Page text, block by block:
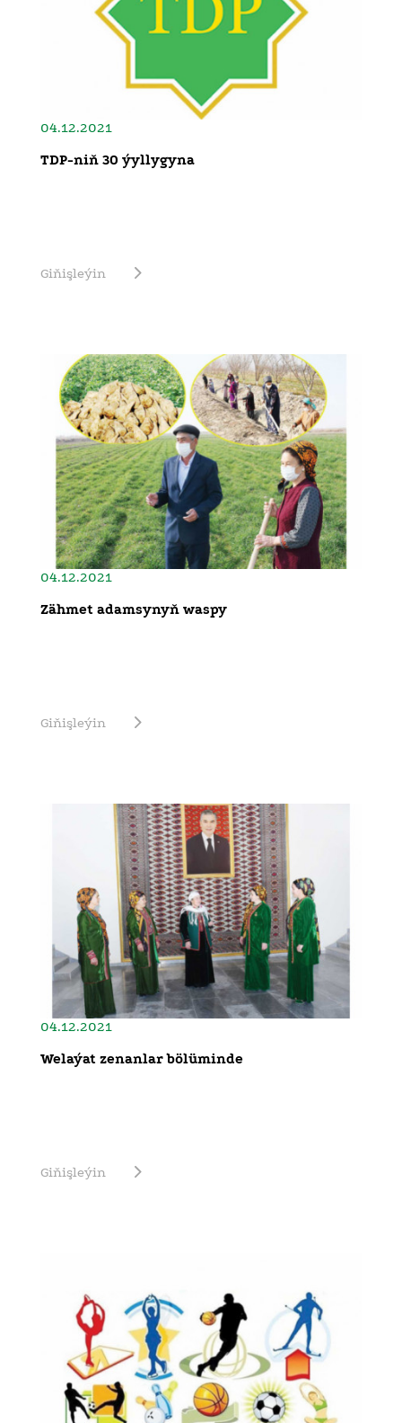
04.12.2021
TDP-niň 30 ýyllygyna
Giňişleýin
04.12.2021
Zähmet adamsynyň waspy
Giňişleýin
04.12.2021
Welaýat zenanlar bölüminde
Giňişleýin